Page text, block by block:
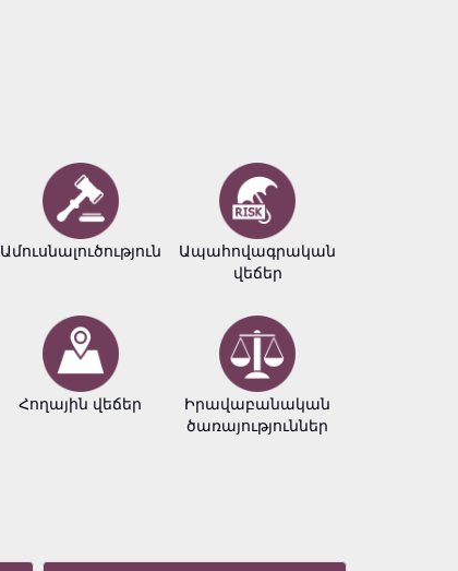
Ամուսնալուծություն
Հողային վեճեր
Ապահովագրական
վեճեր
Իրավաբանական
ծառայություններ